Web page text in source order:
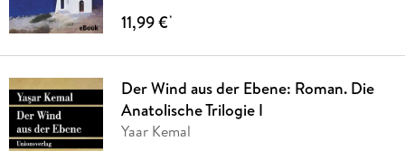
11,99 €*
Der Wind aus der Ebene: Roman. Die
Anatolische Trilogie I
Yaar Kemal